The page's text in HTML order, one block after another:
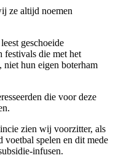
ze altijd noemen
geschoeide
festivals die met het
niet hun eigen boterham
die voor deze
zien wij voorzitter, als
voetbal spelen en dit mede
infusen.